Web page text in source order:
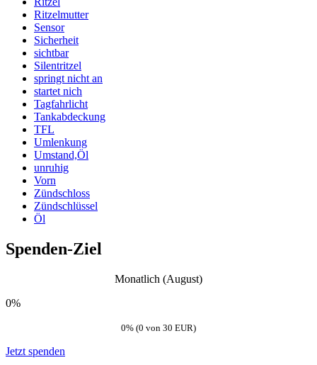
Ritzelmutter
Sensor
Sicherheit
sichtbar
Silentritzel
springt nicht an
startet nich
Tagfahrlicht
Tankabdeckung
TFL
Umlenkung
Umstand,Öl
unruhig
Vorn
Zündschloss
Zündschlüssel
Öl
Spenden-Ziel
Monatlich (August)
0%
0% (0 von 30 EUR)
Jetzt spenden